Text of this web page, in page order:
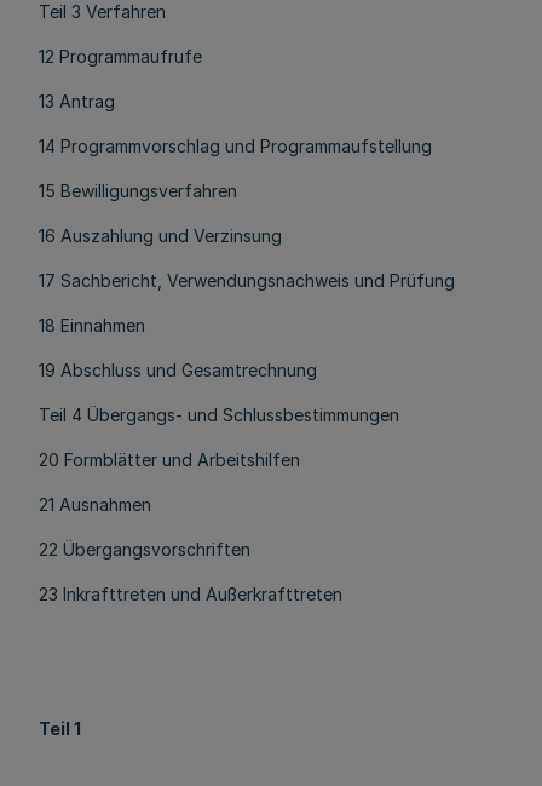
Teil 3 Verfahren
12 Programmaufrufe
13 Antrag
14 Programmvorschlag und Programmaufstellung
15 Bewilligungsverfahren
16 Auszahlung und Verzinsung
17 Sachbericht, Verwendungsnachweis und Prüfung
18 Einnahmen
19 Abschluss und Gesamtrechnung
Teil 4 Übergangs- und Schlussbestimmungen
20 Formblätter und Arbeitshilfen
21 Ausnahmen
22 Übergangsvorschriften
23 Inkrafttreten und Außerkrafttreten
Teil 1